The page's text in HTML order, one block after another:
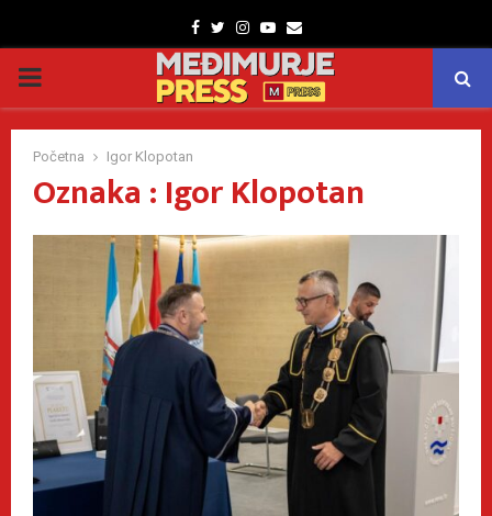
Facebook
TwitterInstagram
Youtube
Email
PRIMARY
MENU
Početna Igor Klopotan
Oznaka : Igor Klopotan